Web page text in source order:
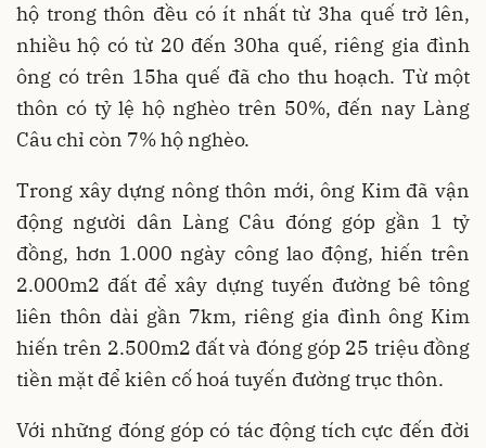
hộ trong thôn đều có ít nhất từ 3ha quế trở lên,
nhiều hộ có từ 20 đến 30ha quế, riêng gia đình
ông có trên 15ha quế đã cho thu hoạch. Từ một
thôn có tỷ lệ hộ nghèo trên 50%, đến nay Làng
Câu chỉ còn 7% hộ nghèo.
Trong xây dựng nông thôn mới, ông Kim đã vận
động người dân Làng Câu đóng góp gần 1 tỷ
đồng, hơn 1.000 ngày công lao động, hiến trên
2.000m2 đất để xây dựng tuyến đường bê tông
liên thôn dài gần 7km, riêng gia đình ông Kim
hiến trên 2.500m2 đất và đóng góp 25 triệu đồng
tiền mặt để kiên cố hoá tuyến đường trục thôn.
Với những đóng góp có tác động tích cực đến đời